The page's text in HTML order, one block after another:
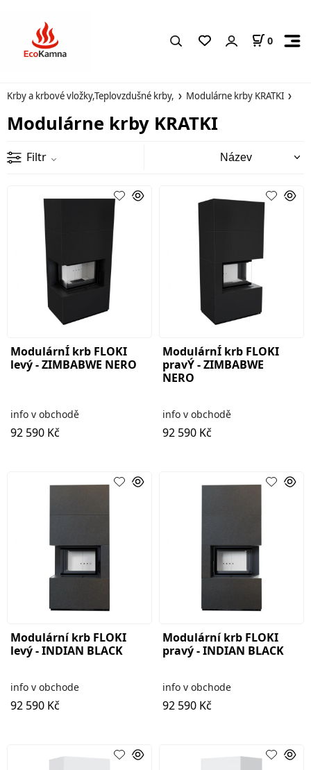
0
Krby a krbové vložky,Teplovzdušné krby, Modulárne krby KRATKI
Modulárne krby KRATKI
Filtr
ModulárnÍ krb FLOKI
levý - ZIMBABWE NERO
info v obchodě
92 590 Kč
ModulárnÍ krb FLOKI
pravÝ - ZIMBABWE
NERO
info v obchodě
92 590 Kč
Modulární krb FLOKI
levý - INDIAN BLACK
info v obchode
92 590 Kč
Modulární krb FLOKI
pravý - INDIAN BLACK
info v obchode
92 590 Kč